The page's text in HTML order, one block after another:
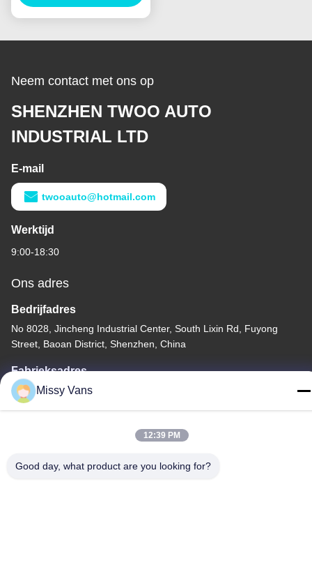
Anlasser
Neem contact met ons op
SHENZHEN TWOO AUTO
INDUSTRIAL LTD
E-mail
twooauto@hotmail.com
Werktijd
9:00-18:30
Ons adres
Bedrijfadres
No 8028, Jincheng Industrial Center, South Lixin Rd, Fuyong
Street, Baoan District, Shenzhen, China
Fabrieksadres
Nr 1010, Zuiden Qiaohe Rd, Qiaotou, Fuyong, Bao'an-District,
Shenzhen, de VRC
Missy Vans
12:39 PM
Good day, what product are you looking for?